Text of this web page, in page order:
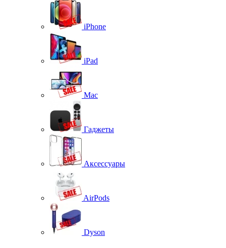
iPhone
iPad
Mac
Гаджеты
Аксессуары
AirPods
Dyson